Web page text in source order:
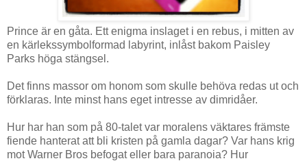
Prince är en gåta. Ett enigma inslaget i en rebus, i mitten av
en kärlekssymbolformad labyrint, inlåst bakom Paisley
Parks höga stängsel.
Det finns massor om honom som skulle behöva redas ut och
förklaras. Inte minst hans eget intresse av dimridåer.
Hur har han som på 80-talet var moralens väktares främste
fiende hanterat att bli kristen på gamla dagar? Var hans krig
mot Warner Bros befogat eller bara paranoia? Hur